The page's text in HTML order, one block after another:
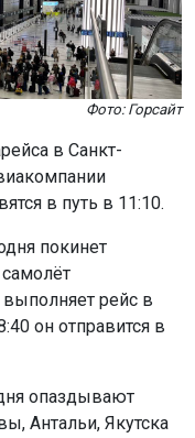
Фото: Горсайт
в Санкт-
в путь в 11:10.
покинет
рейс в
он отправится в
опаздывают
Антальи, Якутска